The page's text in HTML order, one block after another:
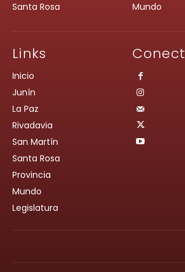
Santa Rosa
Mundo
Links
Inicio
Junín
La Paz
Rivadavia
San Martín
Santa Rosa
Provincia
Mundo
Legislatura